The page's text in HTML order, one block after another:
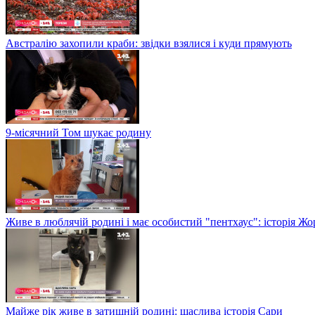
Австралію захопили краби: звідки взялися і куди прямують
9-місячний Том шукає родину
Живе в люблячій родині і має особистий "пентхаус": історія
Майже рік живе в затишній родині: щаслива історія Сари